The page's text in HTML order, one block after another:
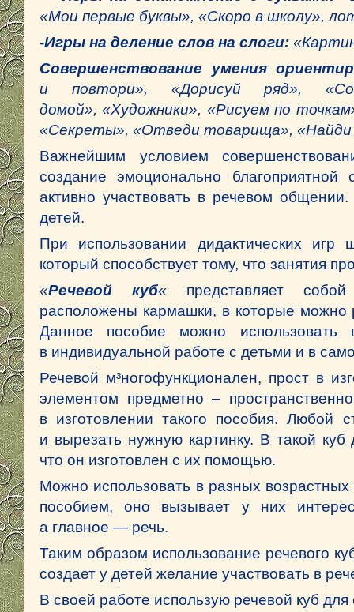
«Мои первые буквы», «Скоро в школу»,
-Игры на деление слов на слоги:
Совершенствование умения
и повтори», «Дорисуй ряд»,
домой», «Художники», «Рисуем по
«Секреты», «Отведи товарища»,
Важнейшим условием
создание эмоционально
активно участвовать в речевом
детей.
При использовании дидактических
который способствует тому, что занятия
«Речевой куб«представляет
расположены кармашки, в которые можно
Данное пособие можно использовать в
в индивидуальной работе с детьми и в
Речевой м³ногофункционален, прост в
элементом предметно –
в изготовлении такого пособия. Любой
и вырезать нужную картинку. В такой
что он изготовлен с их помощью.
Можно использовать в разных
пособием, оно вызывает у них
а главное — речь.
Таким образом использование речевого
создает у детей желание участвовать в
В своей работе использую речевой куб